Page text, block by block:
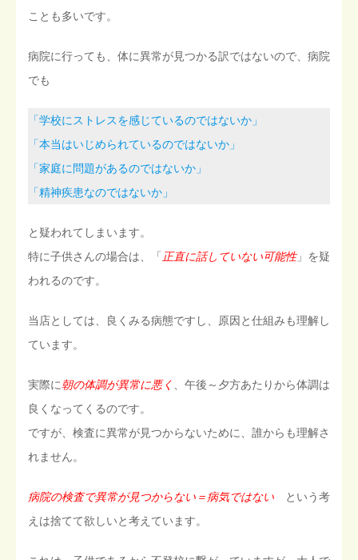
ことも多いです。
病院に行っても、体に異常が見つかる訳ではないので、病院
でも
「学校にストレスを感じているのではないか」
「本当はいじめられているのではないか」
「家庭に問題があるのではないか」
「精神疾患なのではないか」
と疑われてしまいます。
特に子供さんの場合は、「 正直に話していない可能性」を疑
われるのです。
当店としては、良くみる病態ですし、原因と仕組みも理解し
ています。
実際に朝の体調が異常に悪く
、午後～夕方あたりから体調は
良くなってくるのです。
ですが、検査に異常が見つからないために、誰からも理解さ
れません。
病院の検査で異常が見つからない＝病気ではない という考
えは捨てて欲しいと考えています。